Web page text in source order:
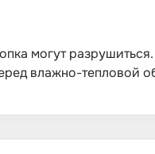
могут
влажно-тепловой